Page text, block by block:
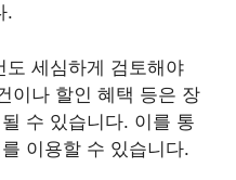
.
도 세심하게 검토해야
이나 할인 혜택 등은 장
수 있습니다. 이를 통
이용할 수 있습니다.